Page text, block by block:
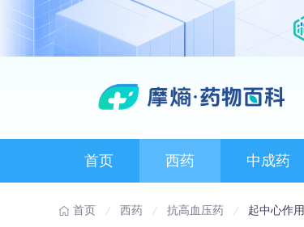
首页 西药 中成药
首页 西药 抗高血压药 起中心作